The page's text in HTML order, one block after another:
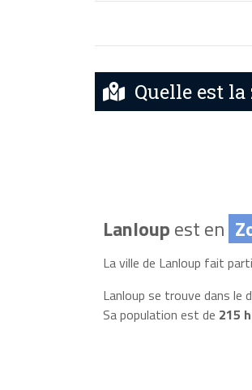
Quelle est
Lanloupest en
La ville de Lanloup fait
Lanloup se trouve dans le
Sa population est de 215